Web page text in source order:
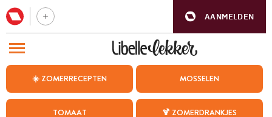
AANMELDEN
☀️ ZOMERRECEPTEN MOSSELEN
TOMAAT 🍹 ZOMERDRANKJES
BEZOEK ONZE ANDERE WEBSITES